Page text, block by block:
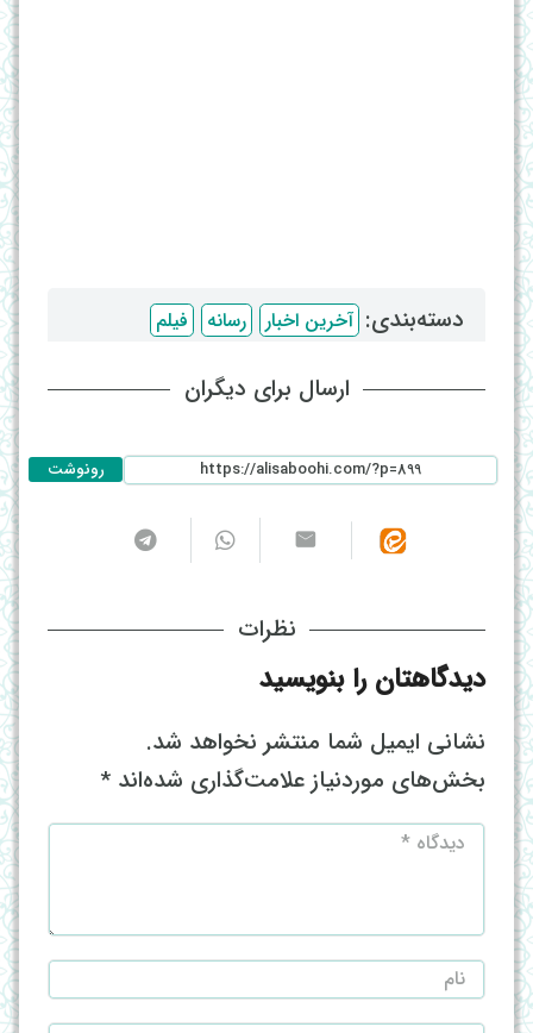
دسته‌بندی: ‌آخرین اخبار رسانه فیلم
ارسال برای دیگران
رونوشت
نظرات
دیدگاهتان را بنویسید
نشانی ایمیل شما منتشر نخواهد شد.
بخش‌های موردنیاز علامت‌گذاری شده‌اند *